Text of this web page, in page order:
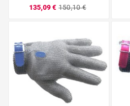
135,09 € 150,10 €